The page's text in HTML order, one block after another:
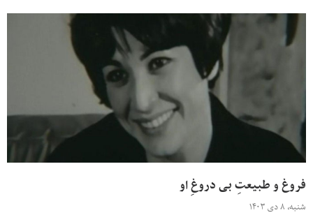
فروغ و طبیعتِ بی دروغِ او
شنبه، ۸ دی ۱۴۰۳